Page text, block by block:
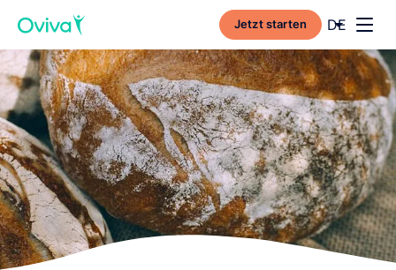
Jetzt starten Current
DE